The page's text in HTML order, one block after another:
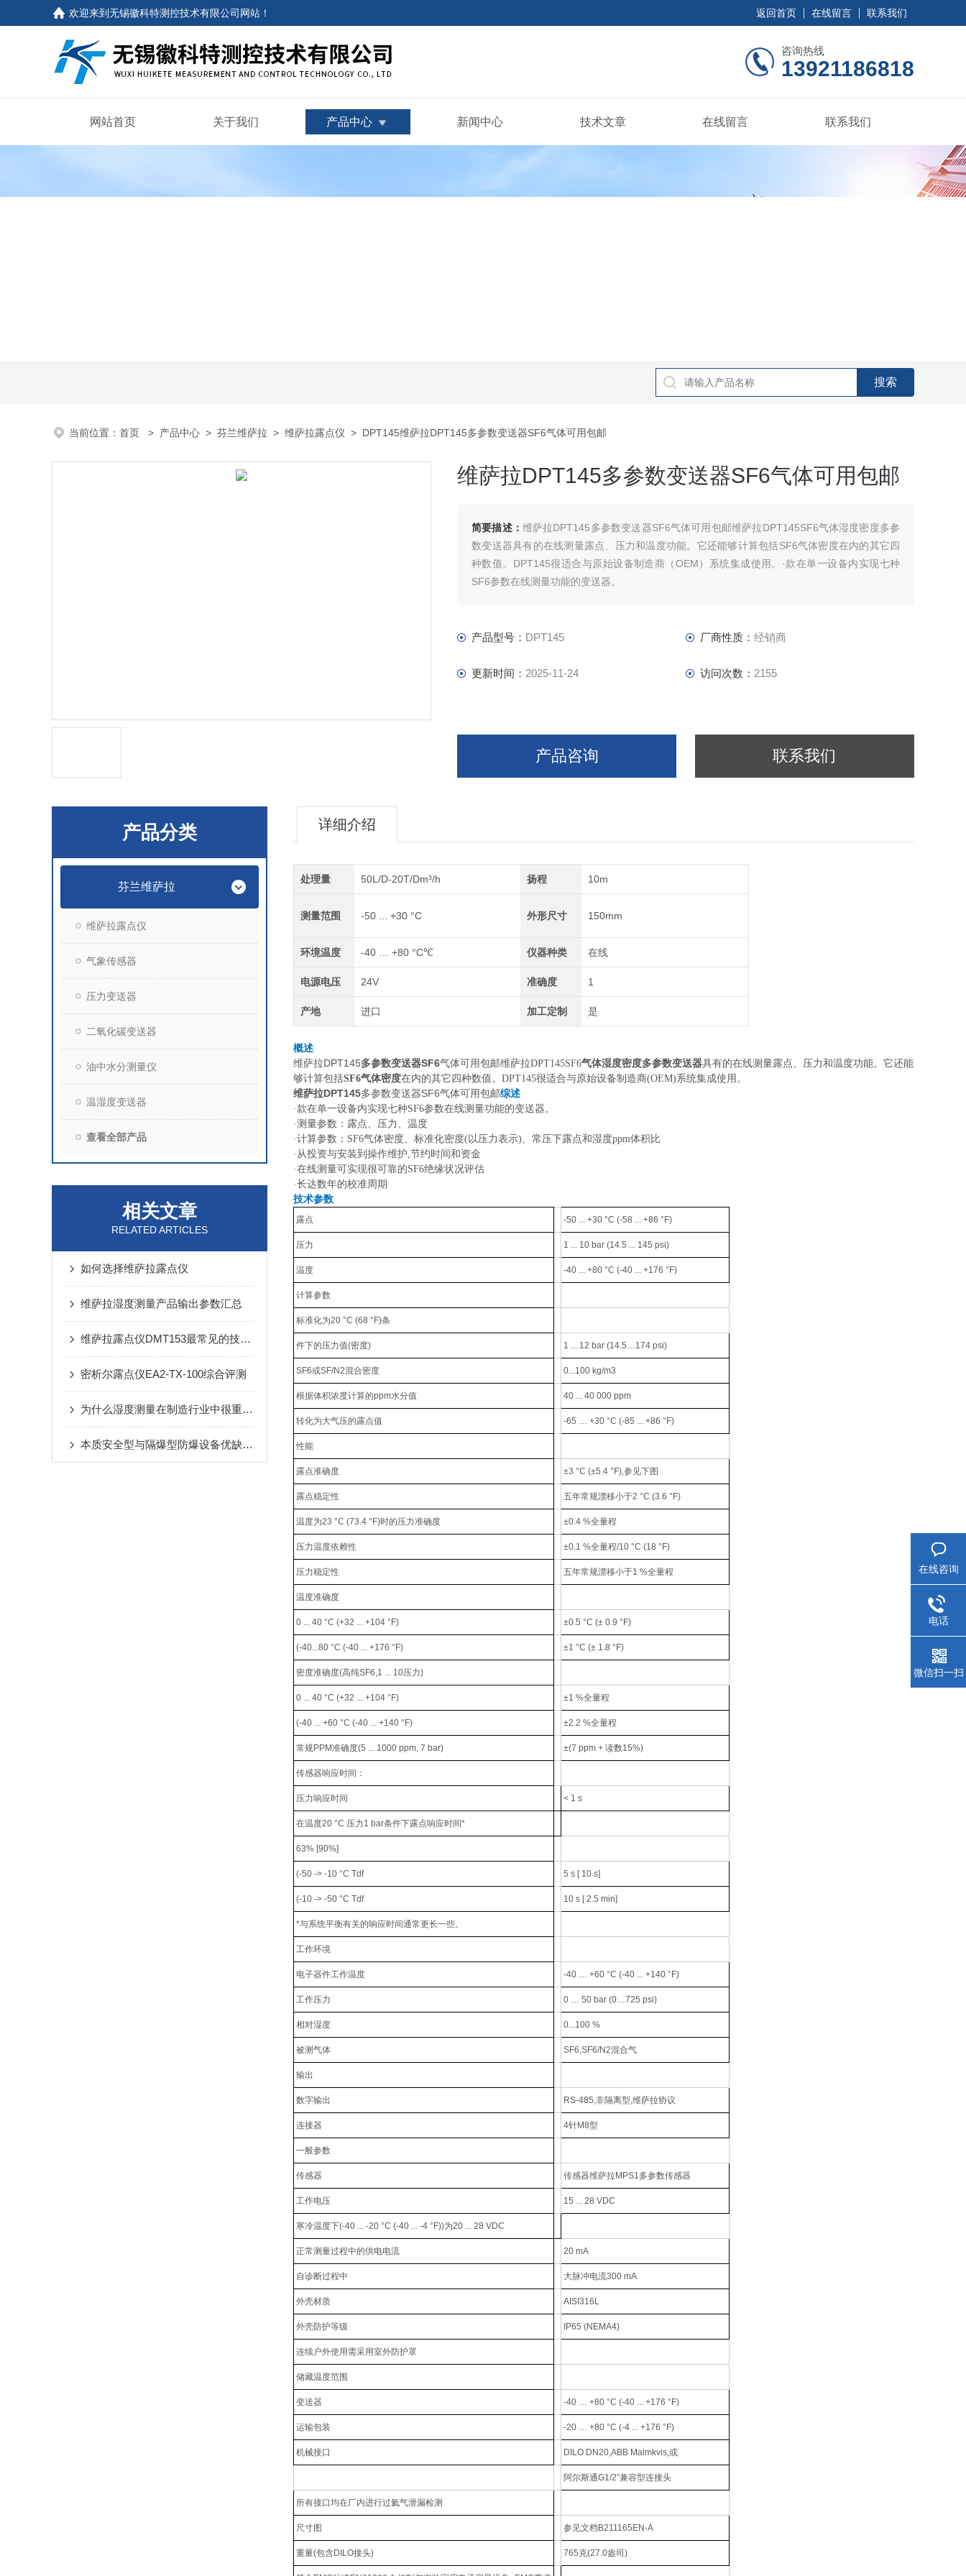
欢迎来到无锡徽科特测控技术有限公司网站 ！ 返回首页 在线留言 联系我们
咨询热线
13921186818
网站首页 关于我们 产品中心 新闻中心 技术文章 在线留言 联系我们
当前位置： 首页 > 产品中心 > 芬兰维萨拉 > 维萨拉露点仪 > DPT145维萨拉DPT145多参数变送器SF6气体可用包邮
维萨拉DPT145多参数变送器SF6气体可用包邮
简要描述： 维萨拉DPT145多参数变送器SF6气体可用包邮维萨拉DPT145SF6气体湿度密度多参
数变送器具有的在线测量露点、压力和温度功能。它还能够计算包括SF6气体密度在内的其它四
种数值。DPT145很适合与原始设备制造商（OEM）系统集成使用。·款在单一设备内实现七种
SF6参数在线测量功能的变送器。
产品型号： DPT145 厂商性质： 经销商
更新时间： 2025-11-24 访问次数： 2155
产品咨询 联系我们
产品分类
芬兰维萨拉
维萨拉露点仪
气象传感器
压力变送器
二氧化碳变送器
油中水分测量仪
温湿度变送器
查看全部产品
相关文章
RELATED ARTICLES
如何选择维萨拉露点仪
维萨拉湿度测量产品输出参数汇总
维萨拉露点仪DMT153最常见的技术问题
密析尔露点仪EA2-TX-100综合评测
为什么湿度测量在制造行业中很重要?
本质安全型与隔爆型防爆设备优缺点对比
详细介绍
处理量 50L/D-20T/Dm³/h 扬程 10m
测量范围 -50 ... +30 °C 外形尺寸 150mm
环境温度 -40 … +80 °C℃ 仪器种类 在线
电源电压 24V 准确度 1
产地 进口 加工定制 是
概述
维萨拉DPT145多参数变送器SF6气体可用包邮维萨拉DPT145SF6气体湿度密度多参数变送器具有的在线测量露点、压力和温度功能。它还能
够计算包括SF6气体密度在内的其它四种数值。DPT145很适合与原始设备制造商(OEM)系统集成使用。
维萨拉DPT145多参数变送器SF6气体可用包邮综述
·款在单一设备内实现七种SF6参数在线测量功能的变送器。
·测量参数：露点、压力、温度
·计算参数：SF6气体密度、标准化密度(以压力表示)、常压下露点和湿度ppm体积比
· 从投资与安装到操作维护,节约时间和资金
·在线测量可实现很可靠的SF6绝缘状况评估
·长达数年的校准周期
技术参数
露点 -50 ... +30 °C (-58 ... +86 °F)
压力 1 ... 10 bar (14.5 ... 145 psi)
温度 -40 ... +80 °C (-40 ... +176 °F)
计算参数
标准化为20 °C (68 °F)条
件下的压力值(密度) 1 ... 12 bar (14.5…174 psi)
SF6或SF/N2混合密度 0...100 kg/m3
根据体积浓度计算的ppm水分值 40 ... 40 000 ppm
转化为大气压的露点值 -65 … +30 °C (-85 ... +86 °F)
性能
露点准确度 ±3 °C (±5.4 °F),参见下图
露点稳定性 五年常规漂移小于2 °C (3.6 °F)
温度为23 °C (73.4 °F)时的压力准确度 ±0.4 %全量程
压力温度依赖性 ±0.1 %全量程/10 °C (18 °F)
压力稳定性 五年常规漂移小于1 %全量程
温度准确度
0 ... 40 °C (+32 ... +104 °F) ±0.5 °C (± 0.9 °F)
(-40...80 °C (-40 ... +176 °F) ±1 °C (± 1.8 °F)
密度准确度(高纯SF6,1 ... 10压力)
0 ... 40 °C (+32 ... +104 °F) ±1 %全量程
(-40 ... +60 °C (-40 ... +140 °F) ±2.2 %全量程
常规PPM准确度(5 ... 1000 ppm, 7 bar) ±(7 ppm + 读数15%)
传感器响应时间：
压力响应时间 < 1 s
在温度20 °C 压力1 bar条件下露点响应时间*
63% [90%]
(-50 -> -10 °C Tdf 5 s [ 10 s]
(-10 -> -50 °C Tdf 10 s [ 2.5 min]
*与系统平衡有关的响应时间通常更长一些。
工作环境
电子器件工作温度 -40 … +60 °C (-40 ... +140 °F)
工作压力 0 … 50 bar (0…725 psi)
相对湿度 0...100 %
被测气体 SF6,SF6/N2混合气
输出
数字输出 RS-485,非隔离型,维萨拉协议
连接器 4针M8型
一般参数
传感器 传感器维萨拉MPS1多参数传感器
工作电压 15 ... 28 VDC
寒冷温度下(-40 ... -20 °C (-40 ... -4 °F))为20 ... 28 VDC
正常测量过程中的供电电流 20 mA
自诊断过程中 大脉冲电流300 mA
外壳材质 AISI316L
外壳防护等级 IP65 (NEMA4)
连续户外使用需采用室外防护罩
储藏温度范围
变送器 -40 … +80 °C (-40 ... +176 °F)
运输包装 -20 … +80 °C (-4 ... +176 °F)
机械接口 DILO DN20,ABB Malmkvis,或
阿尔斯通G1/2”兼容型连接头
所有接口均在厂内进行过氦气泄漏检测
尺寸图 参见文档B211165EN-A
重量(包含DILO接头) 765克(27.0盎司)
在线咨询
电话
微信扫一扫